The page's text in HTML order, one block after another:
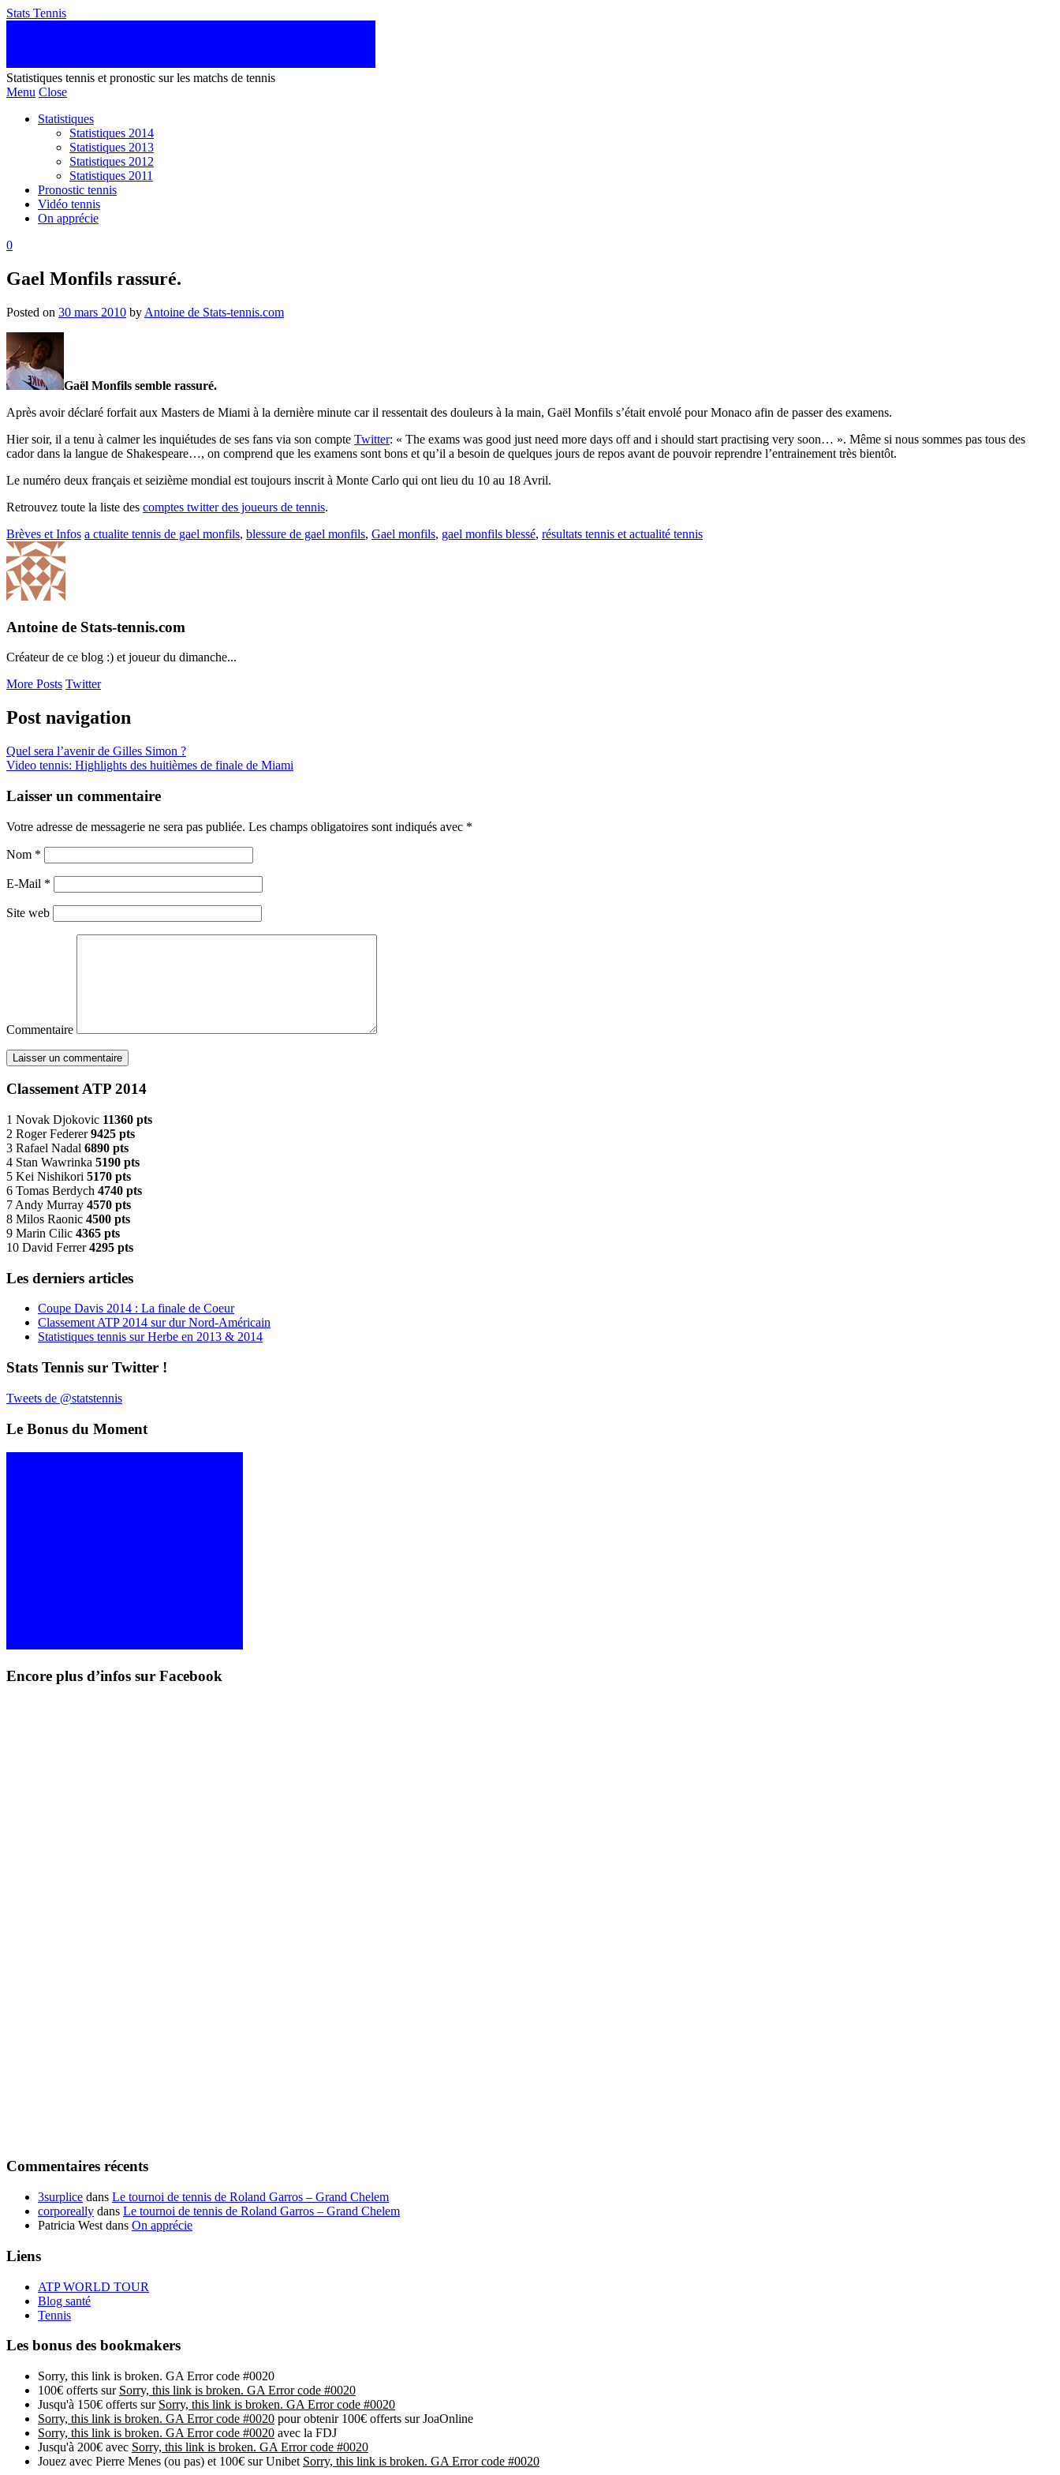
Stats Tennis
Statistiques tennis et pronostic sur les matchs de tennis
Menu Close
Statistiques
Statistiques 2014
Statistiques 2013
Statistiques 2012
Statistiques 2011
Pronostic tennis
Vidéo tennis
On apprécie
0
Gael Monfils rassuré.
Posted on 30 mars 2010 by Antoine de Stats-tennis.com
Gaël Monfils semble rassuré.
Après avoir déclaré forfait aux Masters de Miami à la dernière minute car il ressentait des douleurs à la main, Gaël Monfils s’était envolé pour Monaco afin de passer des examens.
Hier soir, il a tenu à calmer les inquiétudes de ses fans via son compte Twitter: « The exams was good just need more days off and i should start practising very soon… ». Même si nous sommes pas tous des
cador dans la langue de Shakespeare…, on comprend que les examens sont bons et qu’il a besoin de quelques jours de repos avant de pouvoir reprendre l’entrainement très bientôt.
Le numéro deux français et seizième mondial est toujours inscrit à Monte Carlo qui ont lieu du 10 au 18 Avril.
Retrouvez toute la liste des comptes twitter des joueurs de tennis.
Brèves et Infos a ctualite tennis de gael monfils, blessure de gael monfils, Gael monfils, gael monfils blessé, résultats tennis et actualité tennis
Antoine de Stats-tennis.com
Créateur de ce blog :) et joueur du dimanche...
More Posts Twitter
Post navigation
Quel sera l’avenir de Gilles Simon ?
Video tennis: Highlights des huitièmes de finale de Miami
Laisser un commentaire
Votre adresse de messagerie ne sera pas publiée. Les champs obligatoires sont indiqués avec *
Nom *
E-Mail *
Site web
Commentaire
Classement ATP 2014
1 Novak Djokovic 11360 pts
2 Roger Federer9425 pts
3 Rafael Nadal 6890 pts
4 Stan Wawrinka 5190 pts
5 Kei Nishikori 5170 pts
6 Tomas Berdych 4740 pts
7 Andy Murray 4570 pts
8 Milos Raonic 4500 pts
9 Marin Cilic 4365 pts
10 David Ferrer4295 pts
Les derniers articles
Coupe Davis 2014 : La finale de Coeur
Classement ATP 2014 sur dur Nord-Américain
Statistiques tennis sur Herbe en 2013 & 2014
Stats Tennis sur Twitter !
Tweets de @statstennis
Le Bonus du Moment
Encore plus d’infos sur Facebook
Commentaires récents
3surplice dans Le tournoi de tennis de Roland Garros – Grand Chelem
corporeally dans Le tournoi de tennis de Roland Garros – Grand Chelem
Patricia West dans On apprécie
Liens
ATP WORLD TOUR
Blog santé
Tennis
Les bonus des bookmakers
Sorry, this link is broken. GA Error code #0020
100€ offerts sur Sorry, this link is broken. GA Error code #0020
Jusqu'à 150€ offerts sur Sorry, this link is broken. GA Error code #0020
Sorry, this link is broken. GA Error code #0020 pour obtenir 100€ offerts sur JoaOnline
Sorry, this link is broken. GA Error code #0020 avec la FDJ
Jusqu'à 200€ avec Sorry, this link is broken. GA Error code #0020
Jouez avec Pierre Menes (ou pas) et 100€ sur Unibet Sorry, this link is broken. GA Error code #0020